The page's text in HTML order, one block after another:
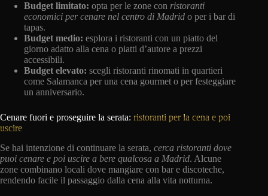
Budget limitato: opta per le zone con ristoranti
economici per cenare nel centro di Madrid o per i bar di
tapas.
Budget medio: esplora i ristoranti con un piatto del
giorno adatto alla cena o piatti d’autore a prezzi
accessibili.
Budget elevato: scegli ristoranti rinomati in quartieri
come Salamanca per una cena gourmet o per festeggiare
un anniversario.
Cenare fuori e proseguire la serata: ristoranti per la cena e poi
uscire
Se hai intenzione di continuare la serata, cerca ristoranti dove
puoi cenare e poi uscire a bere qualcosa a Madrid. Alcune
zone combinano locali dove mangiare con bar e discoteche,
rendendo facile il passaggio dalla cena alla vita notturna.